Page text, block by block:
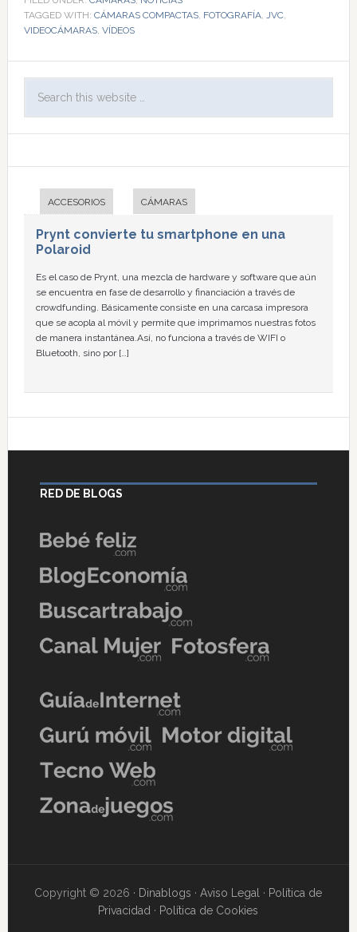
TAGGED WITH: CÁMARAS COMPACTAS, FOTOGRAFÍA, JVC,
VIDEOCÁMARAS, VÍDEOS
ACCESORIOS CÁMARAS
Prynt convierte tu smartphone en una
Polaroid
Es el caso de Prynt, una mezcla de hardware y software que aún
se encuentra en fase de desarrollo y financiación a través de
crowdfunding. Básicamente consiste en una carcasa impresora
que se acopla al móvil y permite que imprimamos nuestras fotos
de manera instantánea.Así, no funciona a través de WIFI o
Bluetooth, sino por […]
RED DE BLOGS
Copyright © 2026 · Dinablogs ·Aviso Legal · Política de
Privacidad · Política de Cookies